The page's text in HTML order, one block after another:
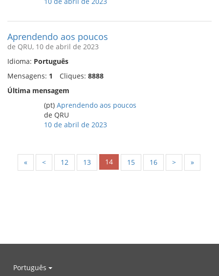
Aprendendo aos poucos
de QRU, 10 de abril de 2023
Idioma: Português
Mensagens: 1 Cliques: 8888
Última mensagem
(pt) Aprendendo aos poucos
de QRU
10 de abril de 2023
« < 12 13 14 15 16 > »
Português